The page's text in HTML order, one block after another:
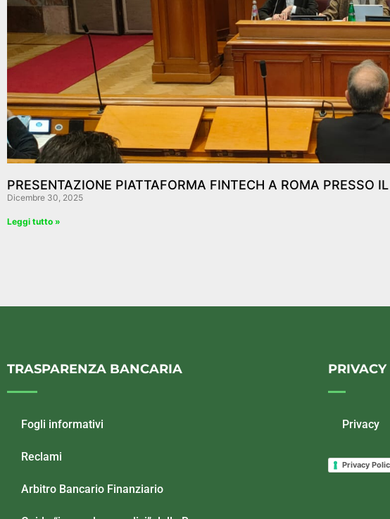
PRESENTAZIONE PIATTAFORMA FINTECH A ROMA PRESSO
Dicembre 30, 2025
Leggi tutto »
TRASPARENZA BANCARIA
Fogli informativi
Reclami
Arbitro Bancario Finanziario
PRIVACY
Privacy
Privacy